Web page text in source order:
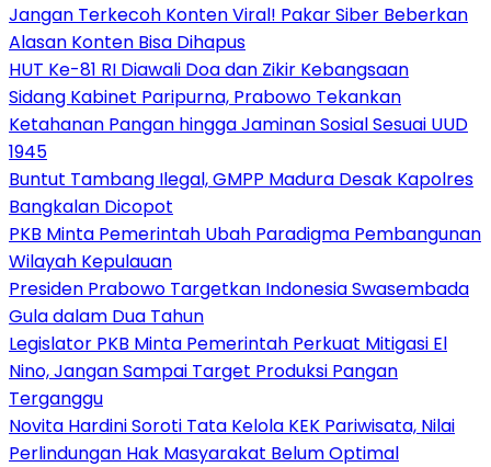
Jangan Terkecoh Konten Viral! Pakar Siber Beberkan
Alasan Konten Bisa Dihapus
HUT Ke-81 RI Diawali Doa dan Zikir Kebangsaan
Sidang Kabinet Paripurna, Prabowo Tekankan
Ketahanan Pangan hingga Jaminan Sosial Sesuai UUD
1945
Buntut Tambang Ilegal, GMPP Madura Desak Kapolres
Bangkalan Dicopot
PKB Minta Pemerintah Ubah Paradigma Pembangunan
Wilayah Kepulauan
Presiden Prabowo Targetkan Indonesia Swasembada
Gula dalam Dua Tahun
Legislator PKB Minta Pemerintah Perkuat Mitigasi El
Nino, Jangan Sampai Target Produksi Pangan
Terganggu
Novita Hardini Soroti Tata Kelola KEK Pariwisata, Nilai
Perlindungan Hak Masyarakat Belum Optimal